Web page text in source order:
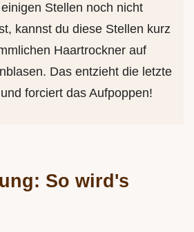
Stellen noch nicht
kannst du diese Stellen kurz
Haartrockner auf
Das entzieht die letzte
forciert das Aufpoppen!
So wird's